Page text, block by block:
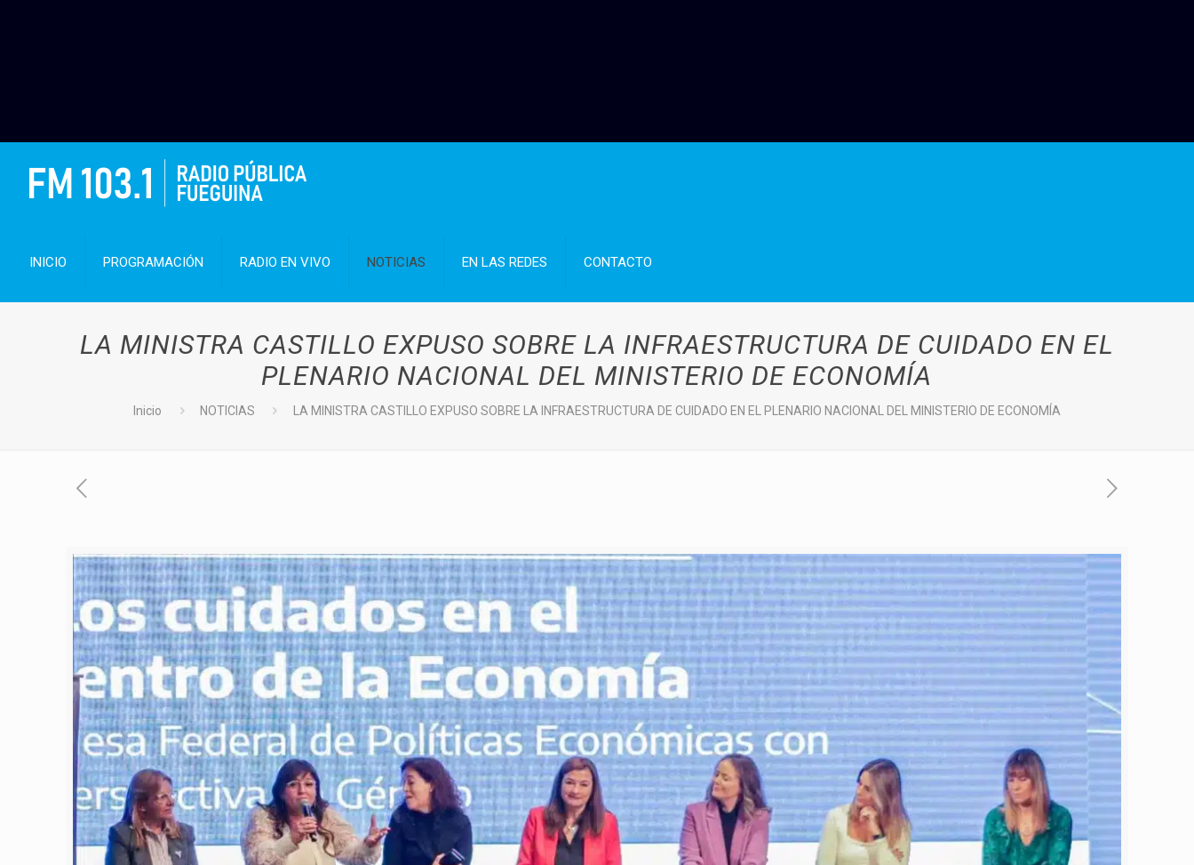
INICIO PROGRAMACIÓN RADIO EN VIVO NOTICIAS EN LAS REDES CONTACTO
LA MINISTRA CASTILLO EXPUSO SOBRE LA INFRAESTRUCTURA DE CUIDADO EN EL
PLENARIO NACIONAL DEL MINISTERIO DE ECONOMÍA
Inicio NOTICIAS LA MINISTRA CASTILLO EXPUSO SOBRE LA INFRAESTRUCTURA DE CUIDADO EN EL PLENARIO NACIONAL DEL MINISTERIO DE ECONOMÍA